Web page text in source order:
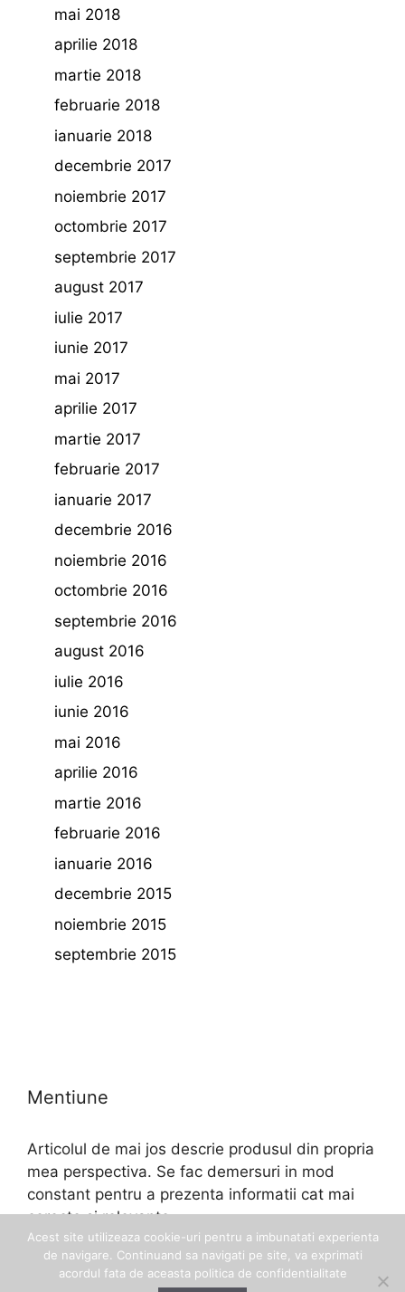
mai 2018
aprilie 2018
martie 2018
februarie 2018
ianuarie 2018
decembrie 2017
noiembrie 2017
octombrie 2017
septembrie 2017
august 2017
iulie 2017
iunie 2017
mai 2017
aprilie 2017
martie 2017
februarie 2017
ianuarie 2017
decembrie 2016
noiembrie 2016
octombrie 2016
septembrie 2016
august 2016
iulie 2016
iunie 2016
mai 2016
aprilie 2016
martie 2016
februarie 2016
ianuarie 2016
decembrie 2015
noiembrie 2015
septembrie 2015
Mentiune
Articolul de mai jos descrie produsul din propria
mea perspectiva. Se fac demersuri in mod
constant pentru a prezenta informatii cat mai
corecte si relevante.
Acest site utilizeaza cookie-uri pentru a imbunatati experienta
de navigare. Continuand sa navigati pe site, va exprimati
acordul fata de aceasta politica de confidentialitate